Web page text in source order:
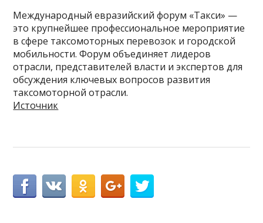
Международный евразийский форум «Такси» —
это крупнейшее профессиональное мероприятие
в сфере таксомоторных перевозок и городской
мобильности. Форум объединяет лидеров
отрасли, представителей власти и экспертов для
обсуждения ключевых вопросов развития
таксомоторной отрасли.
Источник